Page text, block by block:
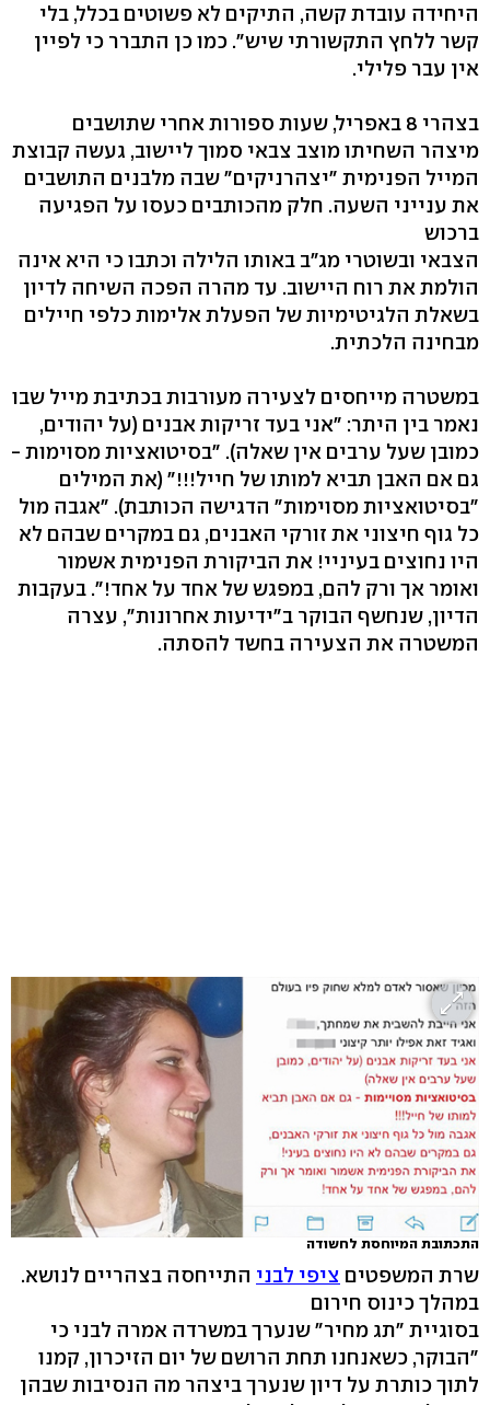
היחידה עובדת קשה, התיקים לא פשוטים בכלל, בלי
קשר ללחץ התקשורתי שיש". כמו כן התברר כי לפיין
אין עבר פלילי.
בצהרי 8 באפריל, שעות ספורות אחרי שתושבים
מיצהר השחיתו מוצב צבאי סמוך ליישוב, געשה קבוצת
המייל הפנימית "יצהרניקים" שבה מלבנים התושבים
את ענייני השעה. חלק מהכותבים כעסו על הפגיעה
ברכוש
הצבאי ובשוטרי מג"ב באותו הלילה וכתבו כי היא אינה
הולמת את רוח היישוב. עד מהרה הפכה השיחה לדיון
בשאלת הלגיטימיות של הפעלת אלימות כלפי חיילים
מבחינה הלכתית.
במשטרה מייחסים לצעירה מעורבות בכתיבת מייל שבו
נאמר בין היתר: "אני בעד זריקות אבנים (על יהודים,
כמובן שעל ערבים אין שאלה). "בסיטואציות מסוימות -
גם אם האבן תביא למותו של חייל!!!" (את המילים
"בסיטואציות מסוימות" הדגישה הכותבת). "אגבה מול
כל גוף חיצוני את זורקי האבנים, גם במקרים שבהם לא
היו נחוצים בעיניי! את הביקורת הפנימית אשמור
ואומר אך ורק להם, במפגש של אחד על אחד!". בעקבות
הדיון, שנחשף הבוקר ב"ידיעות אחרונות", עצרה
המשטרה את הצעירה בחשד להסתה.
התכתובת המיוחסת לחשודה
שרת המשפטים ציפי לבני התייחסה בצהריים לנושא.
במהלך כינוס חירום
בסוגיית "תג מחיר" שנערך במשרדה אמרה לבני כי
"הבוקר, כשאנחנו תחת הרושם של יום הזיכרון, קמנו
לתוך כותרת על דיון שנערך ביצהר מה הנסיבות שבהן